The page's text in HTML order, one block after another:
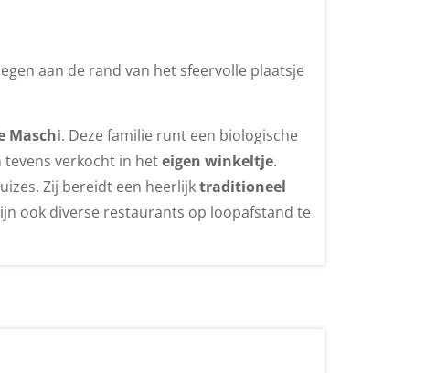
aan de rand van het sfeervolle plaatsje
Maschi. Deze familie runt een biologische
verkocht in heteigen winkeltje.
Zij bereidt een heerlijktraditioneel
ook diverse restaurants op loopafstand te